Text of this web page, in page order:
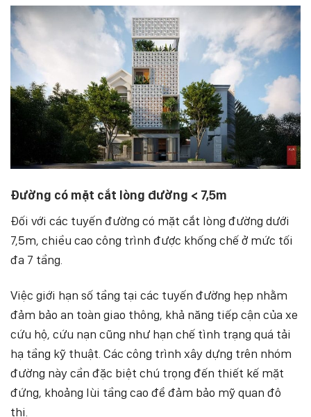
Đường có mặt cắt lòng đường < 7,5m
Đối với các tuyến đường có mặt cắt lòng đường dưới
7,5m, chiều cao công trình được khống chế ở mức tối
đa 7 tầng.
Việc giới hạn số tầng tại các tuyến đường hẹp nhằm
đảm bảo an toàn giao thông, khả năng tiếp cận của xe
cứu hộ, cứu nạn cũng như hạn chế tình trạng quá tải
hạ tầng kỹ thuật. Các công trình xây dựng trên nhóm
đường này cần đặc biệt chú trọng đến thiết kế mặt
đứng, khoảng lùi tầng cao để đảm bảo mỹ quan đô
thị.